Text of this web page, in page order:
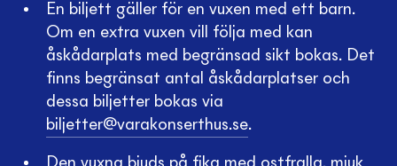
En biljett gäller för en vuxen med ett barn.
Om en extra vuxen vill följa med kan
åskådarplats med begränsad sikt bokas. Det
finns begränsat antal åskådarplatser och
dessa biljetter bokas via
biljetter@varakonserthus.se.